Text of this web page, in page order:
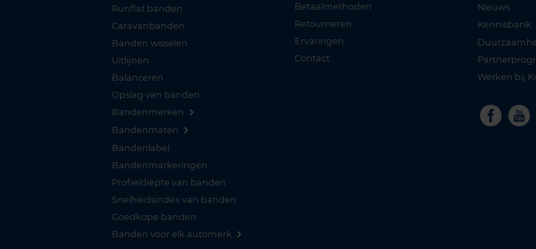
Runflat banden
Caravanbanden
Banden wisselen
Uitlijnen
Balanceren
Opslag van banden
Bandenmerken
Bandenmaten
Bandenlabel
Bandenmarkeringen
Profieldiepte van banden
Snelheidsindex van banden
Goedkope banden
Banden voor elk automerk
Betaalmethoden
Retourneren
Ervaringen
Contact
Nieuws
Kennisbank
Werken bij